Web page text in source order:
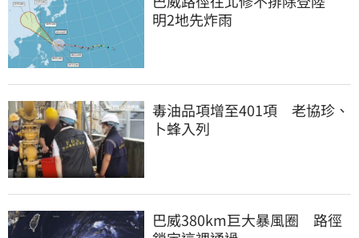
明2地先炸雨
毒油品項增至401項　老協珍、
卜蜂入列
巴威380km巨大暴風圈　路徑